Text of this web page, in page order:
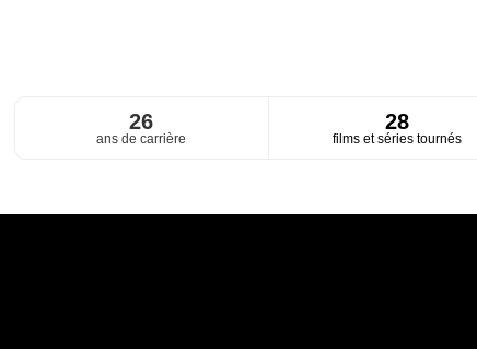
26
ans de carrière
28
films et séries tournés